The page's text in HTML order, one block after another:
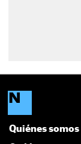
Quiénes somos